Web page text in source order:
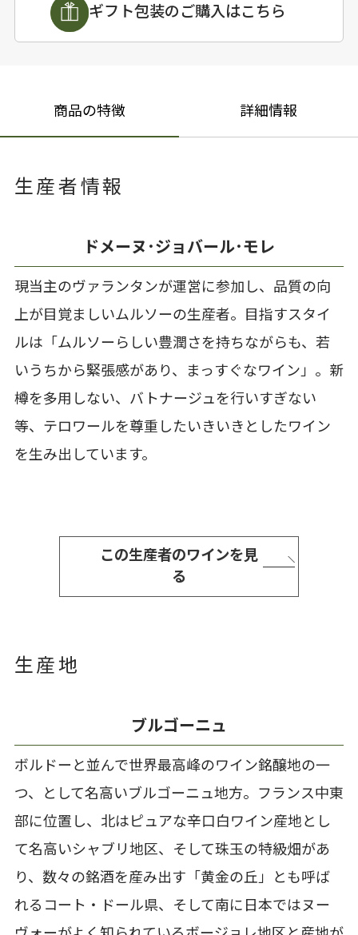
ギフト包装のご購入はこちら
商品の特徴 詳細情報
生産者情報
ドメーヌ･ジョバール･モレ
現当主のヴァランタンが運営に参加し、品質の向
上が目覚ましいムルソーの生産者。目指すスタイ
ルは「ムルソーらしい豊潤さを持ちながらも、若
いうちから緊張感があり、まっすぐなワイン」。新
樽を多用しない、バトナージュを行いすぎない
等、テロワールを尊重したいきいきとしたワイン
を生み出しています。
この生産者のワインを見
る
生産地
ブルゴーニュ
ボルドーと並んで世界最高峰のワイン銘醸地の一
つ、として名高いブルゴーニュ地方。フランス中東
部に位置し、北はピュアな辛口白ワイン産地とし
て名高いシャブリ地区、そして珠玉の特級畑があ
り、数々の銘酒を産み出す「黄金の丘」とも呼ば
れるコート・ドール県、そして南に日本ではヌー